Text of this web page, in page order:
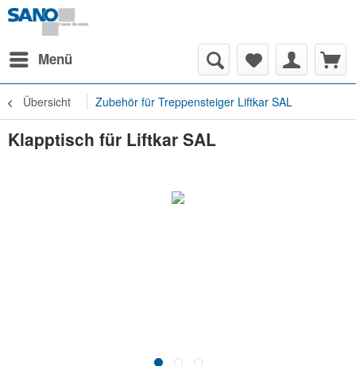
Menü
Übersicht Zubehör für Treppensteiger Liftkar SAL
Klapptisch für Liftkar SAL